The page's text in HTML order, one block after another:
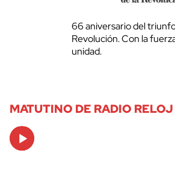
66 aniversario del
Revolución. Con la
unidad.
MATUTINO DE RADIO
Audio
Player